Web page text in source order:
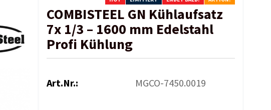
COMBISTEEL GN Kühlaufsatz
7x 1/3 – 1600 mm Edelstahl
Profi Kühlung
Art.Nr.: MGCO-7450.0019